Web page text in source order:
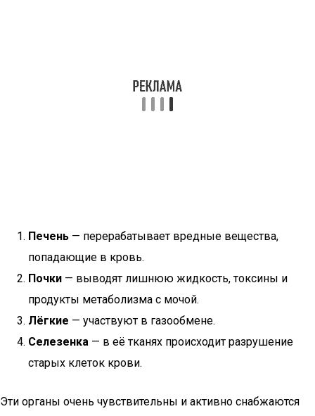
Печень — перерабатывает вредные вещества,
попадающие в кровь.
Почки — выводят лишнюю жидкость, токсины и
продукты метаболизма с мочой.
Лёгкие — участвуют в газообмене.
Селезенка — в её тканях происходит разрушение
старых клеток крови.
Эти органы очень чувствительны и активно снабжаются